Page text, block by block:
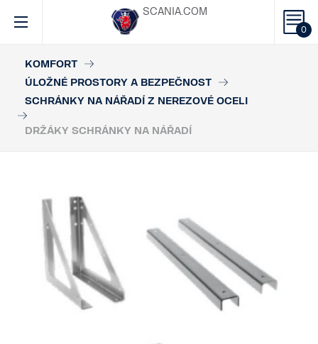
0
SCANIA.COM
KOMFORT
ÚLOŽNÉ PROSTORY A BEZPEČNOST
SCHRÁNKY NA NÁŘADÍ Z NEREZOVÉ OCELI
DRŽÁKY SCHRÁNKY NA NÁŘADÍ